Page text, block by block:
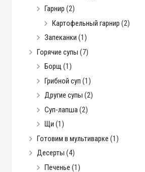
Гарнир (2)
Картофельный гарнир (2)
Запеканки (1)
Горячие супы (7)
Борщ (1)
Грибной суп (1)
Другие супы (2)
Суп-лапша(2)
Щи (1)
Готовим в мультиварке (1)
Десерты (4)
Печенье (1)